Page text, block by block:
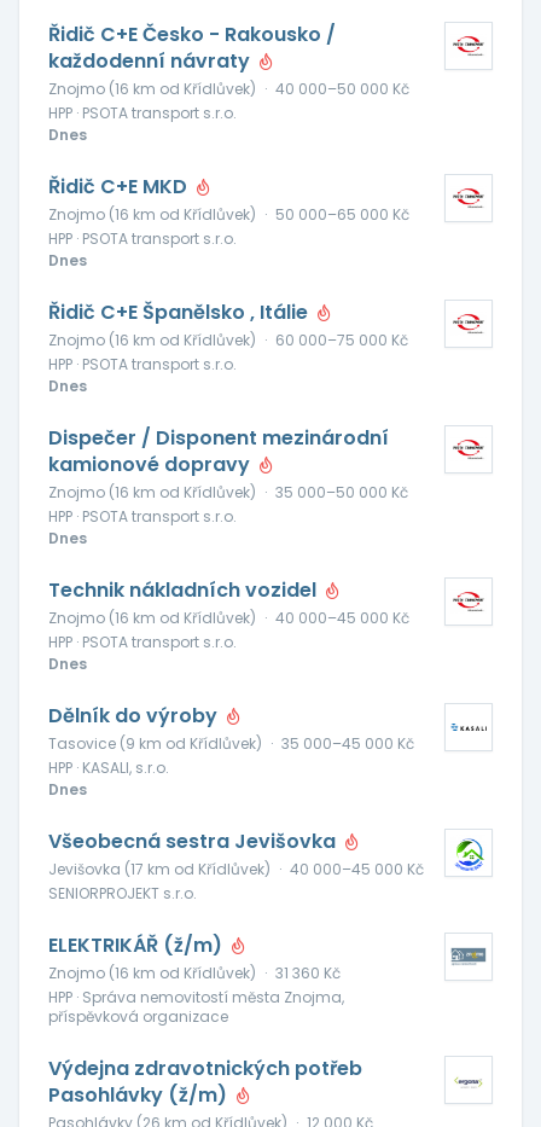
Řidič C+E Česko - Rakousko /
každodenní návraty
Znojmo (16 km od Křídlůvek) · 40 000–50 000 Kč
HPP · PSOTA transport s.r.o.
Dnes
Řidič C+E MKD
Znojmo (16 km od Křídlůvek) · 50 000–65 000 Kč
HPP · PSOTA transport s.r.o.
Dnes
Řidič C+E Španělsko , Itálie
Znojmo (16 km od Křídlůvek) · 60 000–75 000 Kč
HPP · PSOTA transport s.r.o.
Dnes
Dispečer / Disponent mezinárodní
kamionové dopravy
Znojmo (16 km od Křídlůvek) · 35 000–50 000 Kč
HPP · PSOTA transport s.r.o.
Dnes
Technik nákladních vozidel
Znojmo (16 km od Křídlůvek) · 40 000–45 000 Kč
HPP · PSOTA transport s.r.o.
Dnes
Dělník do výroby
Tasovice (9 km od Křídlůvek) · 35 000–45 000 Kč
HPP · KASALI, s.r.o.
Dnes
Všeobecná sestra Jevišovka
Jevišovka (17 km od Křídlůvek) · 40 000–45 000 Kč
SENIORPROJEKT s.r.o.
ELEKTRIKÁŘ (ž/m)
Znojmo (16 km od Křídlůvek) · 31 360 Kč
HPP · Správa nemovitostí města Znojma,
příspěvková organizace
Výdejna zdravotnických potřeb
Pasohlávky (ž/m)
Pasohlávky (26 km od Křídlůvek) · 12 000 Kč